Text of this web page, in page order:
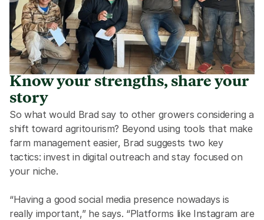
Know your strengths, share your
story
So what would Brad say to other growers considering a
shift toward agritourism? Beyond using tools that make
farm management easier, Brad suggests two key
tactics: invest in digital outreach and stay focused on
your niche.
“Having a good social media presence nowadays is
really important,” he says. “Platforms like Instagram are